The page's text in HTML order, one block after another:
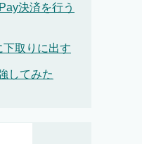
決済を行う
取りに出す
してみた